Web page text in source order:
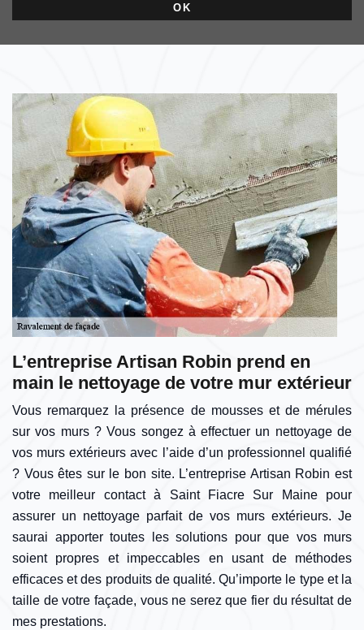
L’entreprise Artisan Robin prend en
main le nettoyage de votre mur extérieur
Vous remarquez la présence de mousses et de mérules
sur vos murs ? Vous songez à effectuer un nettoyage de
vos murs extérieurs avec l’aide d’un professionnel qualifié
? Vous êtes sur le bon site. L’entreprise Artisan Robin est
votre meilleur contact à Saint Fiacre Sur Maine pour
assurer un nettoyage parfait de vos murs extérieurs. Je
saurai apporter toutes les solutions pour que vos murs
soient propres et impeccables en usant de méthodes
efficaces et des produits de qualité. Qu’importe le type et la
taille de votre façade, vous ne serez que fier du résultat de
mes prestations.